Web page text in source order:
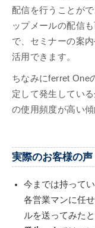
配信を行うことが
ップメールの配信
で、セミナーの案
活用できます。
ちなみにferret One
定して発生してい
の使用頻度が高い傾
実際のお客様の声
今までは持って
各営業マンに任
ルを送ってみたと